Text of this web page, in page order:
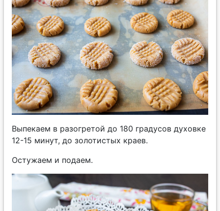
Выпекаем в разогретой до 180 градусов духовке
12-15 минут, до золотистых краев.
Остужаем и подаем.